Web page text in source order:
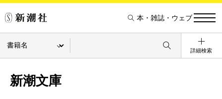
本・雑誌・ウェブ
詳細検索
新潮文庫